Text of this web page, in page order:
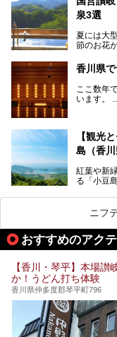
豊か。近
祭」も開
クアップ
訪れてみ
泉3選
夏には大
節のお花
四国唯一
個分！（
園内には
と一周す
そんな国
つご紹介
香川県
ここ数年
います。
設を紹介
ぜひ香川
サウナ施
【観光
島（香
紅葉や新
る「小豆
1周する
たく風景
この記事
表する３
ュー！お
ニフ
おすすめのアク
【香川・琴平】本場
か！うどん打ち体験
香川県仲多度郡琴平町796